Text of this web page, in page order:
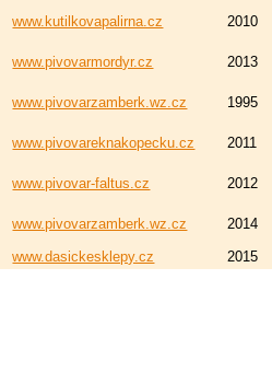
www.kutilkovapalirna.cz 2010
www.pivovarmordyr.cz 2013
www.pivovarzamberk.wz.cz
1995
www.pivovareknakopecku.cz 2011
www.pivovar-faltus.cz 2012
www.pivovarzamberk.wz.cz
2014
www.dasickesklepy.cz 2015